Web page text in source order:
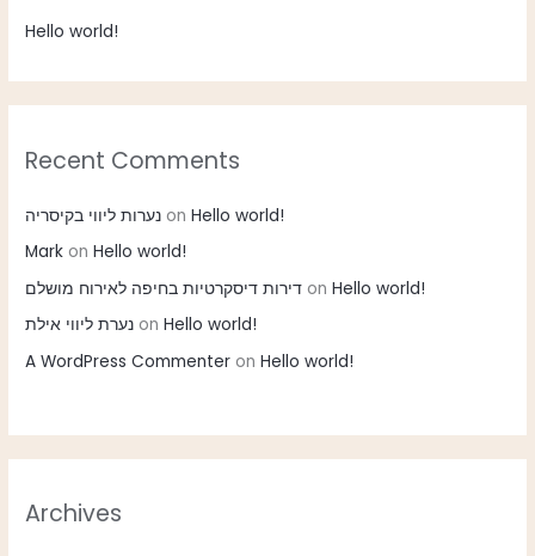
Hello world!
Recent Comments
נערות ליווי בקיסריה onHello world!
Mark onHello world!
דירות דיסקרטיות בחיפה לאירוח מושלם onHello world!
נערת ליווי אילת onHello world!
A WordPress Commenter onHello world!
Archives